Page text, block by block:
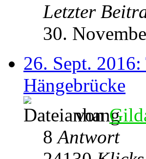
Letzter
30.
26. Sept.
Hängebrücke
von
8Antwort